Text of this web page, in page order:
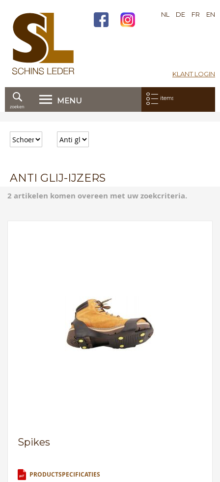
KLANT LOGIN
NL DE FR EN
MENU Mijn bestelling:
items
door
naar
zoeken
ANTI GLIJ-IJZERS
2 artikelen komen overeen met uw zoekcriteria.
Spikes
PRODUCTSPECIFICATIES